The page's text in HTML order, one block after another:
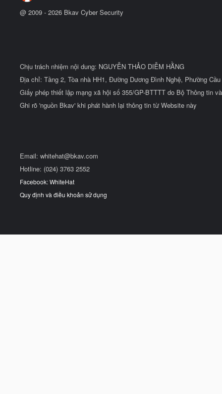
@ 2009 - 2026 Bkav Cyber Security
Chịu trách nhiệm nội dung: NGUYỄN THẢO DIỄM HẰNG
Địa chỉ: Tầng 2, Tòa nhà HH1, Đường Dương Đình Nghệ, Phường
Giấy phép thiết lập mạng xã hội số 355/GP-BTTTT do Bộ Thông tin
Ghi rõ 'nguồn Bkav' khi phát hành lại thông tin từ Website này
Email: whitehat@bkav.com
Hotline: (024) 3763 2552
Facebook: WhiteHat
Quy định và điều khoản sử dụng